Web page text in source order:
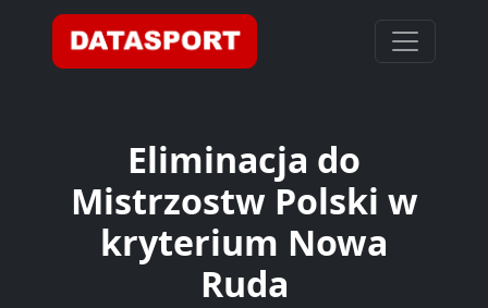
Eliminacja do
Mistrzostw Polski w
kryterium Nowa
Ruda